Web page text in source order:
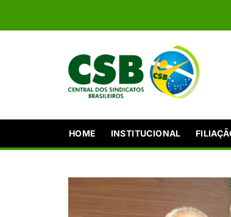
HOME INSTITUCIONAL